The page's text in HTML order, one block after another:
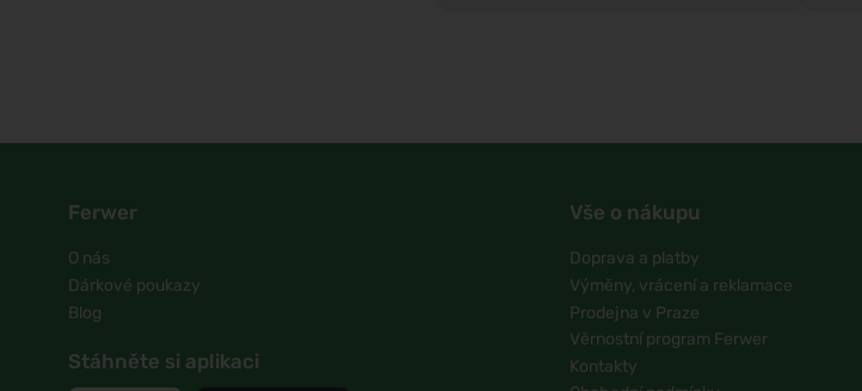
Ferwer
O nás
Dárkové poukazy
Blog
Stáhněte si aplikaci
Vše o nákupu
Doprava a platby
Výměny, vrácení a reklamace
Prodejna v Praze
Věrnostní program Ferwer
Kontakty